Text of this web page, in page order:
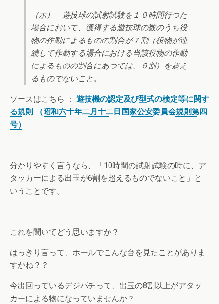
（ホ） 遊技球の試射試験を１０時間行つた
場合において、獲得する遊技球の数のうち役
物の作動によるものの割合が７割（役物が連
続して作動する場合における当該役物の作動
によるものの割合にあつては、６割）を超え
るものでないこと。
ソースはこちら ： 遊技機の認定及び型式の検定等に関す
る規則
（昭和六十年二月十二日国家公安委員会規則第四
号）
分かりやすく言うなら、「10時間の試射試験の時に、ア
タッカーによる出玉が6割を超えるものでないこと」と
いうことです。
これを聞いてどう思いますか？
はっきり言って、ホールでこんな台を見たことがありま
すかね？？
今出回っているデジパチって、出玉の8割以上がアタッ
カーによる物になっていませんか？